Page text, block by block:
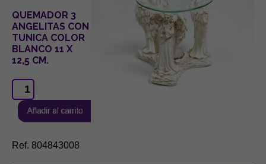
QUEMADOR 3
ANGELITAS CON
TUNICA COLOR
BLANCO 11 X
12,5 CM.
Ref. 804843008